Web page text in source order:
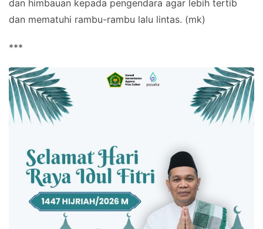
dan himbauan kepada pengendara agar lebih tertib
dan mematuhi rambu-rambu lalu lintas. (mk)
***